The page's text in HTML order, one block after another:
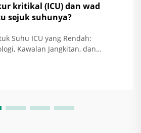
kritikal (ICU) dan wad
sejuk suhunya?
Suhu ICU yang Rendah:
Kawalan Jangkitan, dan
Kecederaan Otak dan Sepsis —